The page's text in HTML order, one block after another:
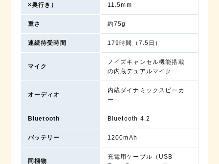
×奥行き）
11.5mm
重さ 約75g
連続待受時間 179時間（7.5日）
マイク
ノイズキャンセル機能搭載
の内蔵デュアルマイク
オーディオ
内蔵ダイナミックスピーカ
ー
Bluetooth Bluetooth 4.2
バッテリー 1200mAh
同梱物
充電用ケーブル（USB